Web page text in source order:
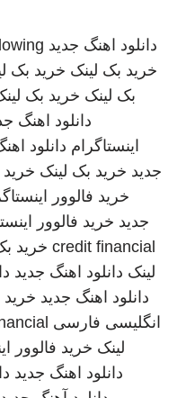
دانلود اهنگ جدید
خرید بک لینک خرید بک
بک لینک خرید بک
دانلود اهنگ
اینستاگرام دانلود
جدید خرید بک لینک
خرید فالوور
جدید خرید فالوور
credit financial خرید
لینک دانلود اهنگ جدید
دانلود اهنگ جدید خرید
انگلیسی فارسی
لینک خرید فالوور
دانلود اهنگ جدید